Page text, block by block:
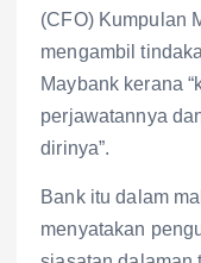
(CFO) Kumpulan
mengambil
Maybank kerana
perjawatannya
dirinya”.
Bank itu dalam
menyatakan